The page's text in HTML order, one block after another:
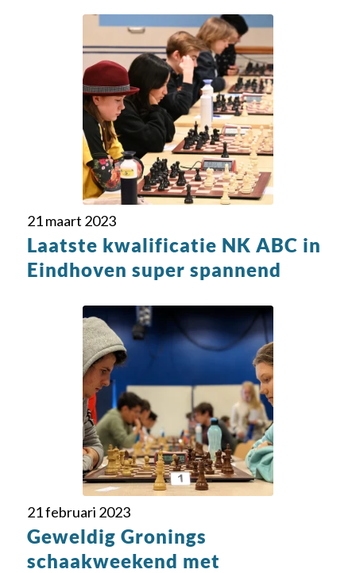
21 maart 2023
Laatste kwalificatie NK ABC in
Eindhoven super spannend
21 februari 2023
Geweldig Gronings
schaakweekend met